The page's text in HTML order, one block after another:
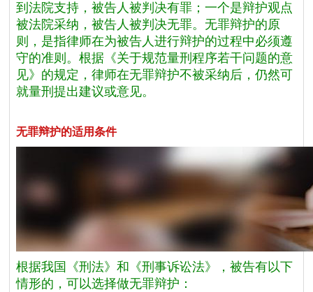
到法院支持，被告人被判决有罪；一个是辩护观点
被法院采纳，被告人被判决无罪。无罪辩护的原
则，是指律师在为被告人进行辩护的过程中必须遵
守的准则。根据《关于规范量刑程序若干问题的意
见》的规定，律师在无罪辩护不被采纳后，仍然可
就量刑提出建议或意见。
无罪辩护的适用条件
根据我国《刑法》和《刑事诉讼法》，被告有以下
情形的，可以选择做无罪辩护：